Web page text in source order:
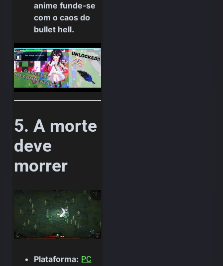
anime funde-se
com o caos do
bullet hell.
5. A morte
deve
morrer
Plataforma: PC